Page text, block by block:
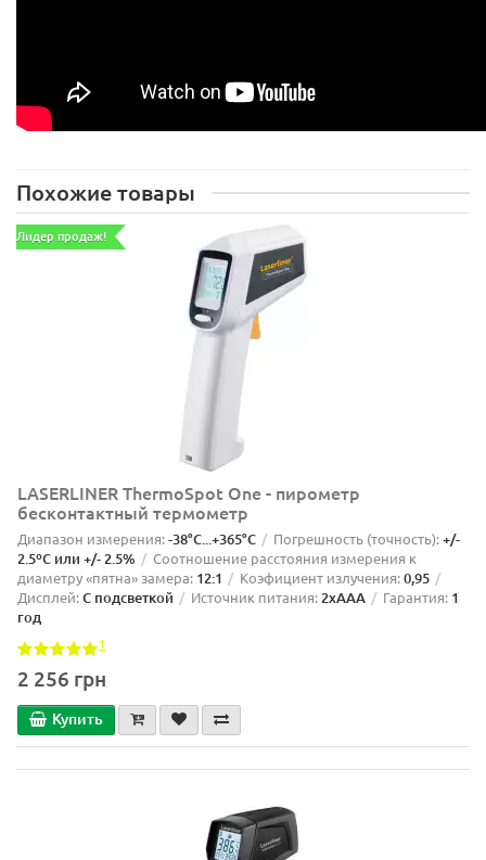
Похожие товары
Лидер продаж!
LASERLINER ThermoSpot One - пирометр
бесконтактный термометр
Диапазон измерения:-38°C...+365°C Погрешность (точность):+/-
2.5ºС или +/- 2.5%
Соотношение расстояния измерения к
диаметру «пятна» замера: 12:1 Коэфициент излучения:0,95
Дисплей:С подсветкой Источник питания:2xAAA Гарантия: 1
год
1
2 256 грн
Купить